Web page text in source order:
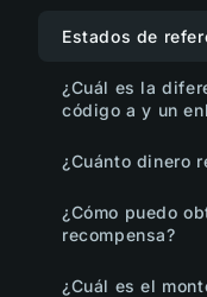
Estados de
¿Cuál es la
código a y un
¿Cuánto dinero
¿Cómo puedo
recompensa?
¿Cuál es el